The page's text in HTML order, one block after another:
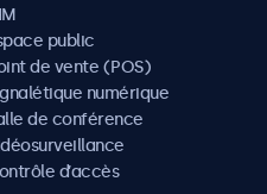
public
de vente (POS)
numérique
de conférence
d’accès